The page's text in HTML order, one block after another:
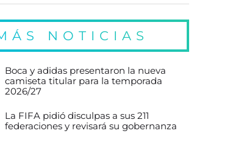
NOTICIAS
Boca y adidas presentaron la nueva
camiseta titular para la temporada
2026/27
La FIFA pidió disculpas a sus 211
federaciones y revisará su gobernanza